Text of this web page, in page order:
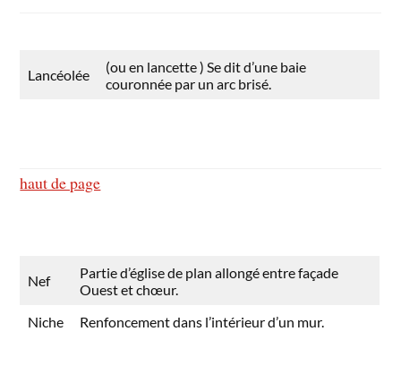
Lancéolée
(ou en lancette ) Se dit d’une baie
couronnée par un arc brisé.
haut de page
Nef
Partie d’église de plan allongé entre façade
Ouest et chœur.
Niche
Renfoncement dans l’intérieur d’un mur.